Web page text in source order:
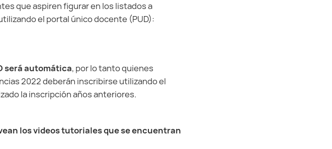
que aspiren figurar en los listados a
el portal único docente (PUD):
será automática, por lo tanto quienes
2022 deberán inscribirse utilizando el
la inscripción años anteriores.
los videos tutoriales que se encuentran